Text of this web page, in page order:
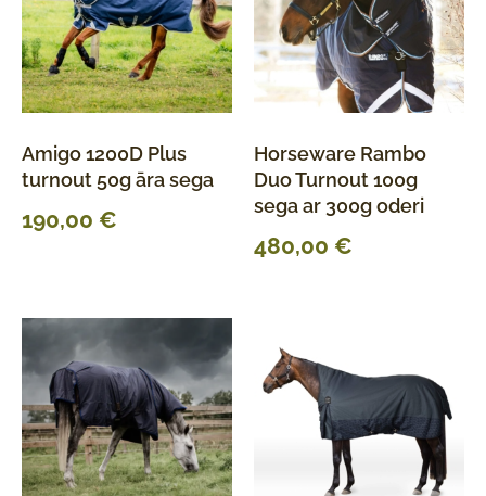
Amigo 1200D Plus
turnout 50g āra sega
190,00 €
Horseware Rambo
Duo Turnout 100g
sega ar 300g oderi
480,00 €